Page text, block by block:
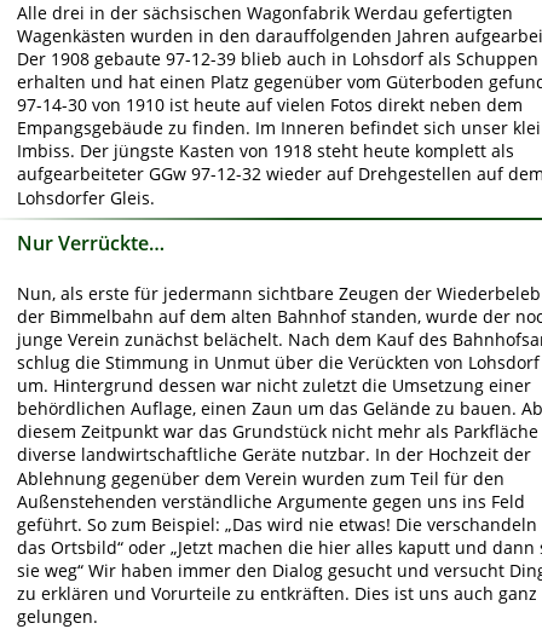
Nur Verrückte…
Nun, als erste für jedermann sichtbare Zeugen der
der Bimmelbahn auf dem alten Bahnhof standen, wurde der
junge Verein zunächst belächelt. Nach dem Kauf des
schlug die Stimmung in Unmut über die Verückten von
um. Hintergrund dessen war nicht zuletzt die Umsetzung einer
behördlichen Auflage, einen Zaun um das Gelände zu bauen.
diesem Zeitpunkt war das Grundstück nicht mehr als
diverse landwirtschaftliche Geräte nutzbar. In der Hochzeit der
Ablehnung gegenüber dem Verein wurden zum Teil für den
Außenstehenden verständliche Argumente gegen uns ins Feld
geführt. So zum Beispiel: „Das wird nie etwas! Die
das Ortsbild“ oder „Jetzt machen die hier alles kaputt und
sie weg“ Wir haben immer den Dialog gesucht und versucht
zu erklären und Vorurteile zu entkräften. Dies ist uns auch
gelungen.
Alle drei in der sächsischen Wagonfabrik Werdau gefertigten
Wagenkästen wurden in den darauffolgenden Jahren
Der 1908 gebaute 97-12-39 blieb auch in Lohsdorf als Schuppen
erhalten und hat einen Platz gegenüber vom Güterboden
97-14-30 von 1910 ist heute auf vielen Fotos direkt neben dem
Empangsgebäude zu finden. Im Inneren befindet sich unser
Imbiss. Der jüngste Kasten von 1918 steht heute komplett als
aufgearbeiteter GGw 97-12-32 wieder auf Drehgestellen auf
Lohsdorfer Gleis.